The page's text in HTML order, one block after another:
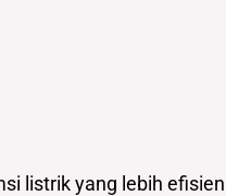
listrik yang lebih